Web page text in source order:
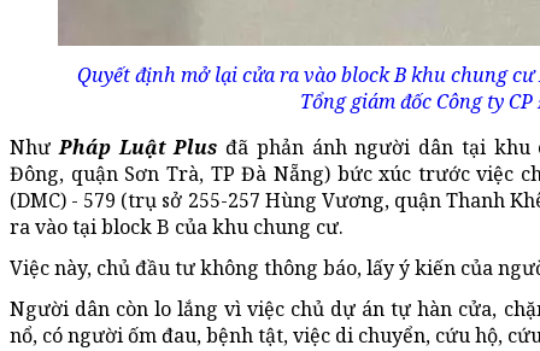
Quyết định mở lại cửa ra vào block B khu chung
Tổng giám đốc Công ty
NhưPháp Luật Plus đã phản ánh người dân tại khu
Đông, quận Sơn Trà, TP Đà Nẵng) bức xúc trước việc
(DMC) - 579 (trụ sở 255-257 Hùng Vương, quận Thanh
ra vào tại block B của khu chung cư.
Việc này, chủ đầu tư không thông báo, lấy ý kiến của
Người dân còn lo lắng vì việc chủ dự án tự hàn cửa,
nổ, có người ốm đau, bệnh tật, việc di chuyển, cứu hộ,